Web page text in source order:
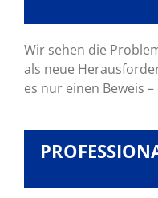
Wir sehen die
als neue
es nur einen Beweis –